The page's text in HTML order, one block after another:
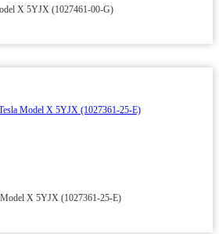
X 5YJX (1027461-00-G)
Model X 5YJX (1027361-25-E)